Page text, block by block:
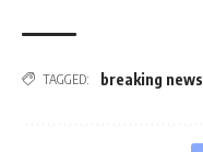
TAGGED: breaking news